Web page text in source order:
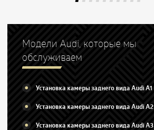
Модели Audi, которые мы
обслуживаем
Установка камеры заднего вида Audi A1
Установка камеры заднего вида Audi A2
Установка камеры заднего вида Audi A3